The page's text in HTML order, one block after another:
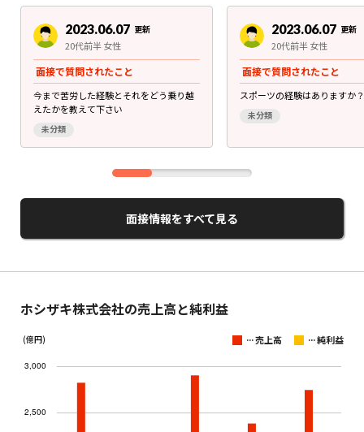
2023.06.07 更新
20代前半 女性
面接で質問されたこと
今まで苦労した経験とそれをどう乗り越
えたかを教えて下さい
未分類
2023.06.07 更新
20代前半 女性
面接で質問されたこと
スポーツの経験はありますか？
未分類
面接情報をすべて見る
ホシザキ株式会社の売上高と純利益
(億円) ...売上高 ...純利益